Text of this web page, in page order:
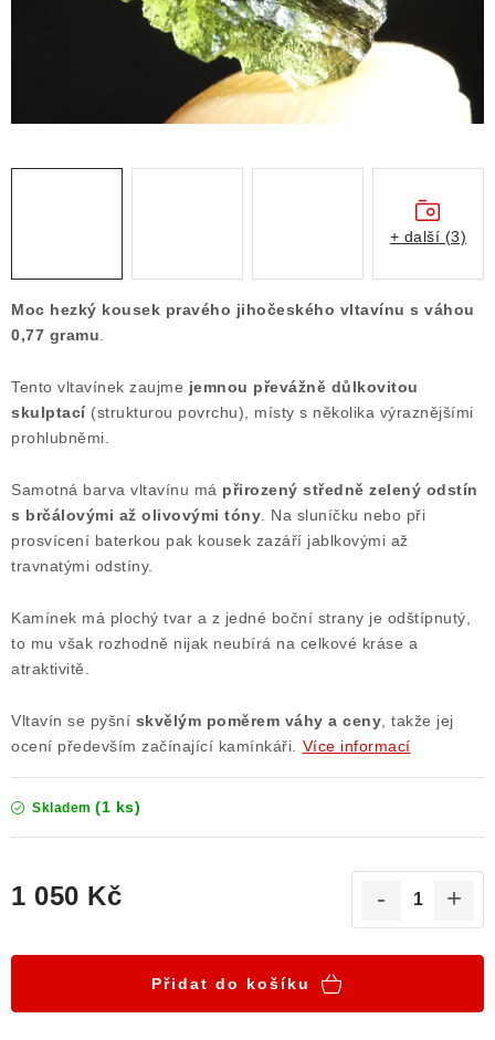
Ochrana osobních údajů
Formulář pro uplatnění reklamace
Formulář pro odstoupení od smlouvy
Moc hezký kousek pravého jihočeského vltavínu s váhou
0,77 gramu
Tento vltavínek zaujme jemnou převážně důlkovitou
skulptací(strukturou povrchu), místy s několika výraznějšími
prohlubněmi.
Samotná barva vltavínu má přirozený středně zelený odstín
s brčálovými až olivovými tóny . Na sluníčku nebo při
prosvícení baterkou pak kousek zazáří jablkovými až
travnatými odstíny.
Kamínek má plochý tvar a z jedné boční strany je odštípnutý,
to mu však rozhodně nijak neubírá na celkové kráse a
atraktivitě.
Vltavín se pyšní skvělým poměrem váhy a ceny , takže jej
ocení především začínající kamínkáři.
Více informací
Skladem (1 ks)
1 050 Kč
Přidat do košíku
+ další (3)